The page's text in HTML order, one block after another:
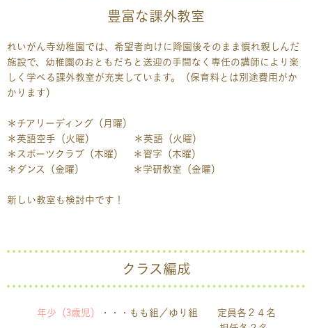
豊富な課外教室​
れいがん寺幼稚園では、希望者向けに降園後そのまま慣れ親しんだ
施設で、幼稚園のおともだちと送迎の手間なく専任の講師により楽
しく学べる課外教室が充実しています。（保育料とは別途費用がか
かります）
＊チアリーディング（月曜）
＊英語空手（火曜） ＊英語（火曜）
＊スポーツクラブ（木曜） ＊習字（木曜）
＊ダンス（金曜） ＊学研教室（金曜）
新しい教室も検討中です！
クラス編成
年少（3歳児）
・・・もも組／ゆり組 定員各２４名